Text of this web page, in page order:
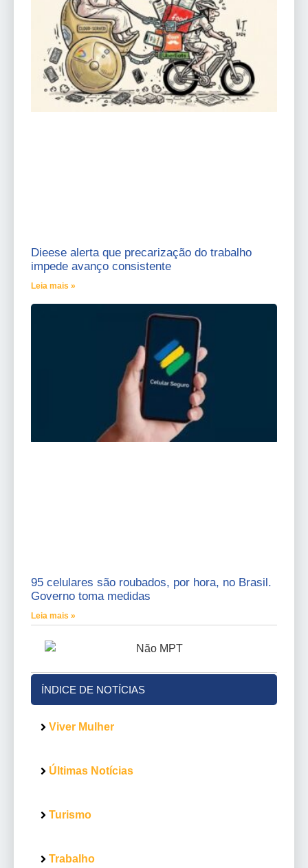
Dieese alerta que precarização do trabalho
impede avanço consistente
Leia mais »
95 celulares são roubados, por hora, no Brasil.
Governo toma medidas
Leia mais »
ÍNDICE DE NOTÍCIAS
Viver Mulher
Últimas Notícias
Turismo
Trabalho